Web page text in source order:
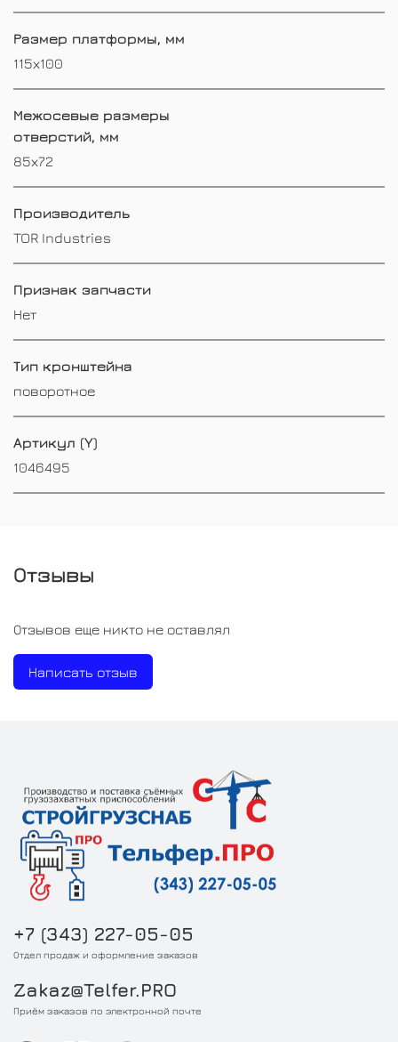
Размер платформы, мм
115х100
Межосевые размеры
отверстий, мм
85х72
Производитель
TOR Industries
Признак запчасти
Нет
Тип кронштейна
поворотное
Артикул (Y)
1046495
Отзывы
Отзывов еще никто не оставлял
Написать отзыв
+7 (343) 227-05-05
Отдел продаж и оформление заказов
Zakaz@Telfer.PRO
Приём заказов по электронной почте